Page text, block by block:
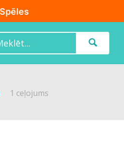
1 ceļojums